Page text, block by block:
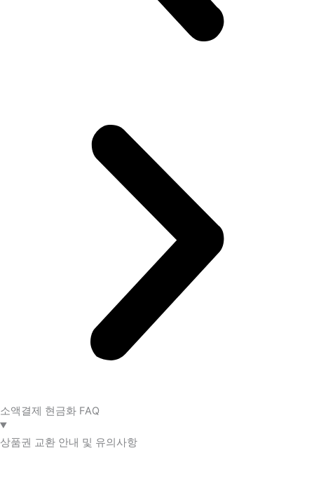
소액결제 현금화 FAQ​
상품권 교환 안내 및 유의사항